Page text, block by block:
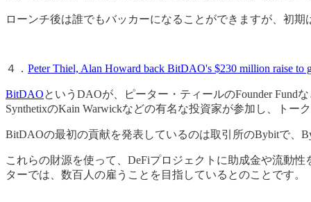
ローンチ後は誰でもバッカーになることができますが、初
４． Peter Thiel, Alan Howard back BitDAO's $230 million raise to
BitDAOというDAOが、ピーター・ティールのFounder Fundな
SynthetixのKain Warwickなどの有名な投資家が参加し、トー
BitDAOの最初の貢献を発表しているのは取引所のBybitで、
これらの財源を使って、DeFiプロジェクトに助成金や流動
ターでは、数百人の雇うことを目指しているとのことです。